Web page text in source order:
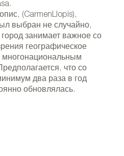
(CarmenLlopis),
выбран не случайно,
занимает важное со
географическое
многонациональным
что со
два раза в год
обновлялась.